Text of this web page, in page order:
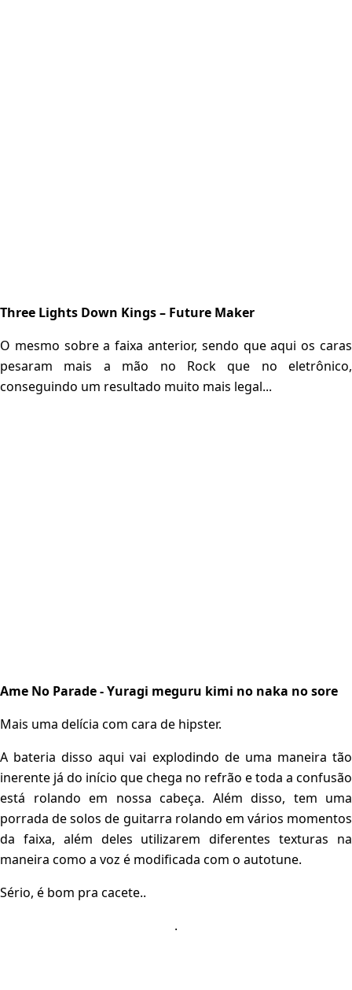
Three Lights Down Kings – Future Maker
O mesmo sobre a faixa anterior, sendo que aqui os caras
pesaram mais a mão no Rock que no eletrônico,
conseguindo um resultado muito mais legal...
Ame No Parade - Yuragi meguru kimi no naka no sore
Mais uma delícia com cara de hipster.
A bateria disso aqui vai explodindo de uma maneira tão
inerente já do início que chega no refrão e toda a confusão
está rolando em nossa cabeça. Além disso, tem uma
porrada de solos de guitarra rolando em vários momentos
da faixa, além deles utilizarem diferentes texturas na
maneira como a voz é modificada com o autotune.
Sério, é bom pra cacete..
.